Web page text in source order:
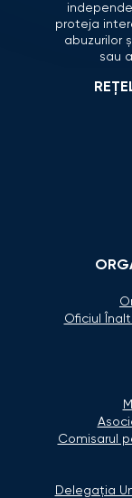
proteja
abuzurilor
sau
Oficiul
Comisarul
Delegaţia